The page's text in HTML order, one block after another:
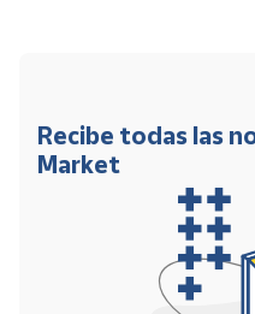
Recibe todas las
Market